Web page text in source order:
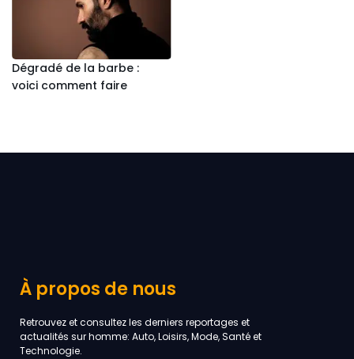
Dégradé de la barbe :
voici comment faire
À propos de nous
Retrouvez et consultez les derniers reportages et
actualités sur homme: Auto, Loisirs, Mode, Santé et
Technologie.